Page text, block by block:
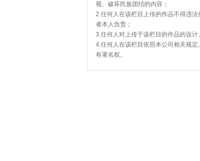
视、破坏民族团结的内容；
2.任何人在该栏目上传的作品不得违
者本人负责；
3.任何人对上传于该栏目的作品的设
4.任何人在该栏目依照本公司相关规
有署名权。